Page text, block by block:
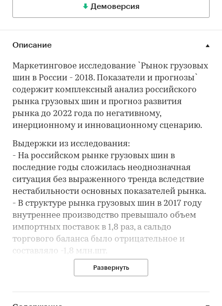
Демоверсия
Описание
Маркетинговое исследование `Рынок грузовых
шин в России - 2018. Показатели и прогнозы`
содержит комплексный анализ российского
рынка грузовых шин и прогноз развития
рынка до 2022 года по негативному,
инерционному и инновационному сценарию.
Выдержки из исследования:
- На российском рынке грузовых шин в
последние годы сложилась неоднозначная
ситуация без выраженного тренда вследствие
нестабильности основных показателей рынка.
- В структуре рынка грузовых шин в 2017 году
внутреннее производство превышало объем
импортных поставок в 1,8 раз, а сальдо
торгового баланса было отрицательное и
составляло -1,8 млн.шт.
показывает Республика Татарстан с объемом
Развернуть